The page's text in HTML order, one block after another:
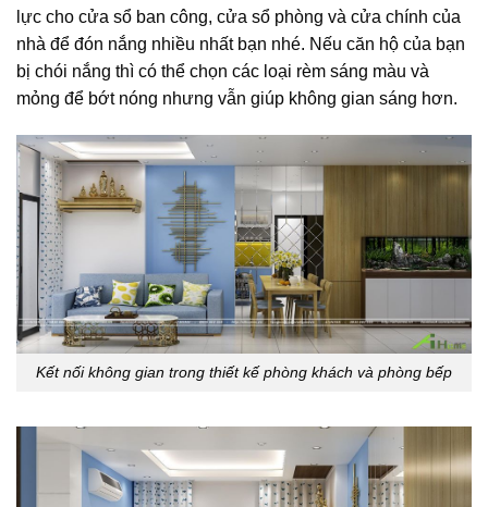
lực cho cửa sổ ban công, cửa sổ phòng và cửa chính của
nhà để đón nắng nhiều nhất bạn nhé. Nếu căn hộ của bạn
bị chói nắng thì có thể chọn các loại rèm sáng màu và
mỏng để bớt nóng nhưng vẫn giúp không gian sáng hơn.
Kết nối không gian trong thiết kế phòng khách và phòng bếp